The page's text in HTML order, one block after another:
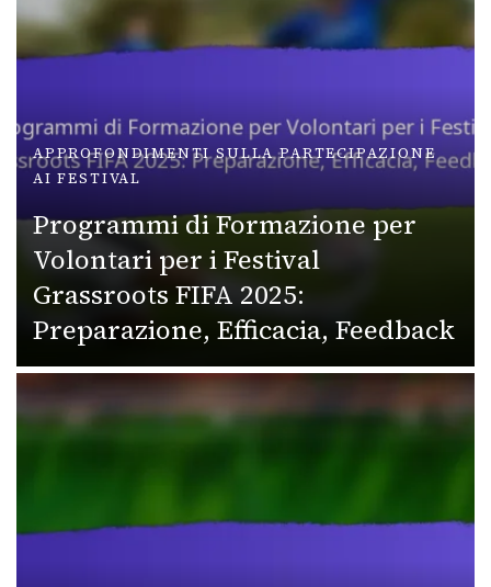
APPROFONDIMENTI SULLA PARTECIPAZIONE
AI FESTIVAL
Programmi di Formazione per
Volontari per i Festival
Grassroots FIFA 2025:
Preparazione, Efficacia, Feedback